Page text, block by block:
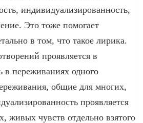
индивидуализированность,
Это тоже помогает
в том, что такое лирика.
проявляется в
в переживаниях одного
общие для многих,
проявляется
живых чувств отдельно взятого